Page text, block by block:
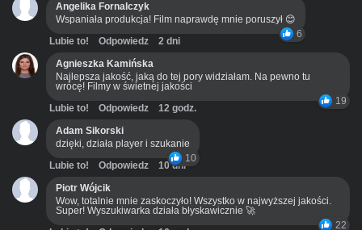
Angelika Fornalczyk
Wspaniała produkcja! Film naprawdę mnie poruszył 😊
6
Lubie to! Odpowiedz
2 dni
Agnieszka Kamińska
Najlepsza jakość, jaką do tej pory widziałam. Na pewno tu
wrócę! Filmy w świetnej jakości
19
Lubie to! Odpowiedz
12 godz.
Adam Sikorski
dzięki, działa player i szukanie
10
Lubie to! Odpowiedz
10 dni
Piotr Wójcik
Wow, totalnie mnie zaskoczyło! Wszystko w najwyższej jakości.
Super! Wyszukiwarka działa błyskawicznie 🚀
22